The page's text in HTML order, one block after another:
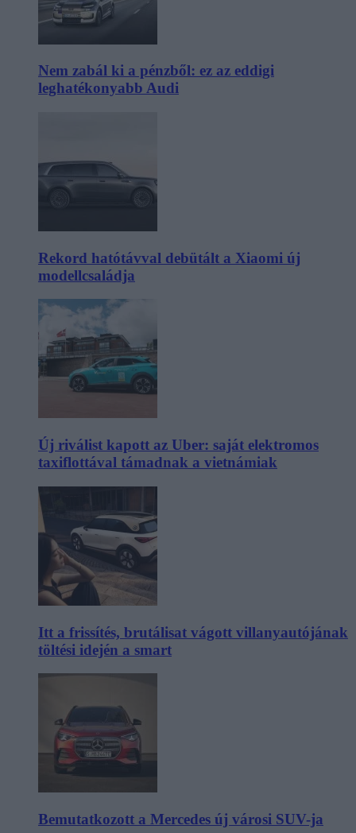
Nem zabál ki a pénzből: ez az eddigi
leghatékonyabb Audi
Rekord hatótávval debütált a Xiaomi új
modellcsaládja
Új riválist kapott az Uber: saját elektromos
taxiflottával támadnak a vietnámiak
Itt a frissítés, brutálisat vágott villanyautójának
töltési idején a smart
Bemutatkozott a Mercedes új városi SUV-ja